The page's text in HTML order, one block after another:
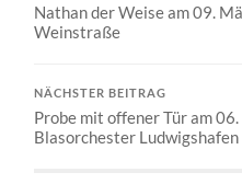
Nathan der Weise am 09.
Weinstraße
NÄCHSTER BEITRAG
Probe mit offener Tür am
Blasorchester Ludwigshafen